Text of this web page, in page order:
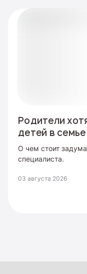
Родители
детей в
О чем стоит
специалиста.
03 августа 2026